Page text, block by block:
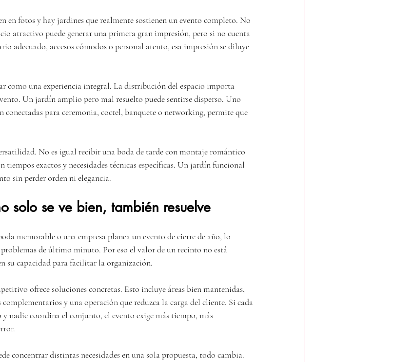
en fotos y hay jardines que realmente sostienen un evento completo. No
atractivo puede generar una primera gran impresión, pero si no cuenta
adecuado, accesos cómodos o personal atento, esa impresión se diluye
como una experiencia integral. La distribución del espacio importa
Un jardín amplio pero mal resuelto puede sentirse disperso. Uno
conectadas para ceremonia, coctel, banquete o networking, permite que
No es igual recibir una boda de tarde con montaje romántico
tiempos exactos y necesidades técnicas específicas. Un jardín funcional
sin perder orden ni elegancia.
solo se ve bien, también resuelve
memorable o una empresa planea un evento de cierre de año, lo
de último minuto. Por eso el valor de un recinto no está
su capacidad para facilitar la organización.
ofrece soluciones concretas. Esto incluye áreas bien mantenidas,
y una operación que reduzca la carga del cliente. Si cada
nadie coordina el conjunto, el evento exige más tiempo, más
concentrar distintas necesidades en una sola propuesta, todo cambia.